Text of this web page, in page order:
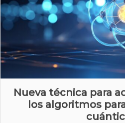
Nueva técnica para
los algoritmos